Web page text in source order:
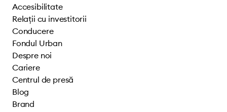
Accesibilitate
Relații cu investitorii
Conducere
Fondul Urban
Despre noi
Cariere
Centrul de presă
Blog
Brand